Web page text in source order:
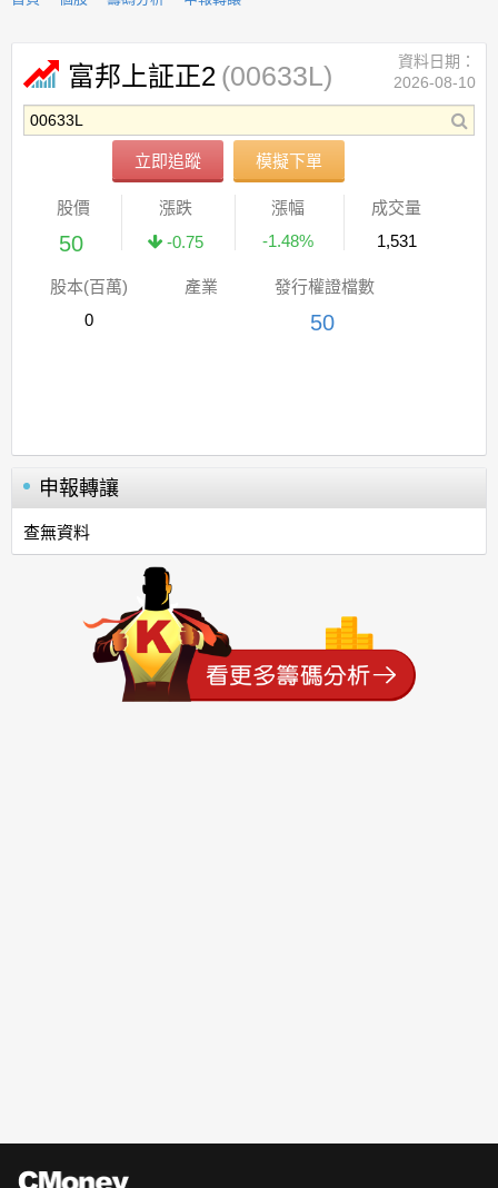
富邦上証正2 (00633L)
立即追蹤 模擬下單
資料日期：
2026-08-10
股價
50
漲跌
-0.75
漲幅
-1.48%
成交量
1,531
股本(百萬)
0
產業 發行權證檔數
50
申報轉讓
查無資料